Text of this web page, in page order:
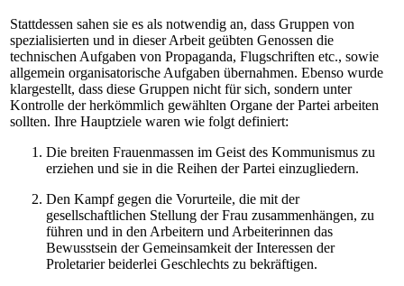
Stattdessen sahen sie es als notwendig an, dass Gruppen von
spezialisierten und in dieser Arbeit geübten Genossen die
technischen Aufgaben von Propaganda, Flugschriften etc., sowie
allgemein organisatorische Aufgaben übernahmen. Ebenso wurde
klargestellt, dass diese Gruppen nicht für sich, sondern unter
Kontrolle der herkömmlich gewählten Organe der Partei arbeiten
sollten. Ihre Hauptziele waren wie folgt definiert:
Die breiten Frauenmassen im Geist des Kommunismus zu
erziehen und sie in die Reihen der Partei einzugliedern.
Den Kampf gegen die Vorurteile, die mit der
gesellschaftlichen Stellung der Frau zusammenhängen, zu
führen und in den Arbeitern und Arbeiterinnen das
Bewusstsein der Gemeinsamkeit der Interessen der
Proletarier beiderlei Geschlechts zu bekräftigen.